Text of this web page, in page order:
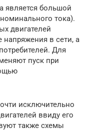
является большой
тока).
двигателей
напряжения в сети, а
Для
пуск при
исключительно
ввиду его
также схемы